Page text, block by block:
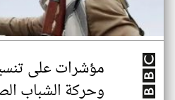
مؤشرات على
وحركة الشباب